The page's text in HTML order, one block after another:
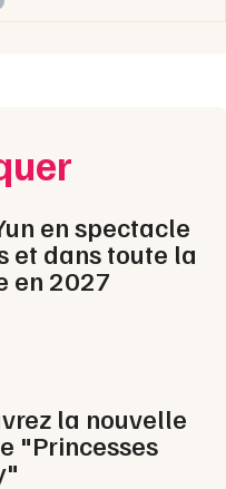
en spectacle
et dans toute la
en 2027
la nouvelle
"Princesses